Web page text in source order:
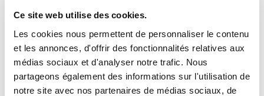
Ce site web utilise des cookies.
Les cookies nous permettent de personnaliser le contenu
et les annonces, d'offrir des fonctionnalités relatives aux
médias sociaux et d'analyser notre trafic. Nous
partageons également des informations sur l'utilisation de
notre site avec nos partenaires de médias sociaux, de
Matériau :
- En pulpe de canne.
- Réchauffable au four et au four à micro-ondes.
- Résiste à l'humidité et à la chaleur.
- A usage unique.